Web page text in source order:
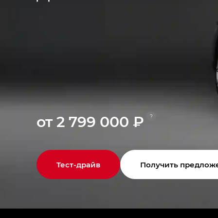
от 2 799 000 ₽ ?
Тест-драйв Получить